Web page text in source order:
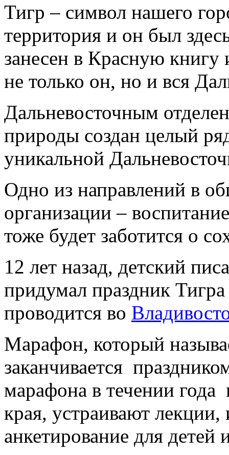
Тигр – символ нашего
территория и он был
занесен в Красную
не только он, но и вся
Дальневосточным
природы создан целый
уникальной
Одно из направлений в
организации –
тоже будет заботится о
12 лет назад, детский
придумал праздник
проводится во
Марафон, который
заканчивается
марафона в течении
края, устраивают
анкетирование для детей